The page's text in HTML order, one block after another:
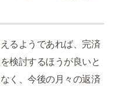
るようであれば、完済
検討するほうが良いと
く、今後の月々の返済